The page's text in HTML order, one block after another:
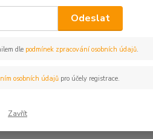
Doprava ZDARMA TOP
Odeslat
dle podmínek zpracování osobních údajů.
osobních údajůpro účely registrace.
Zavřít